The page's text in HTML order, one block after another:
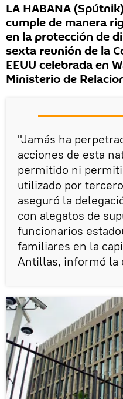
LA HABANA
cumple de manera
en la protección de
sexta reunión de la
EEUU celebrada en
Ministerio de
"Jamás ha
acciones de esta
permitido ni
utilizado por
aseguró la
con alegatos de
funcionarios
familiares en la
Antillas, informó la